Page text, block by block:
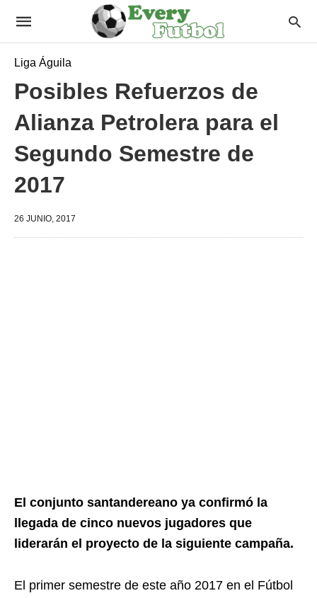
Liga Águila
Posibles Refuerzos de
Alianza Petrolera para el
Segundo Semestre de
2017
26 JUNIO, 2017
El conjunto santandereano ya confirmó la
llegada de cinco nuevos jugadores que
liderarán el proyecto de la siguiente campaña.
El primer semestre de este año 2017 en el Fútbol